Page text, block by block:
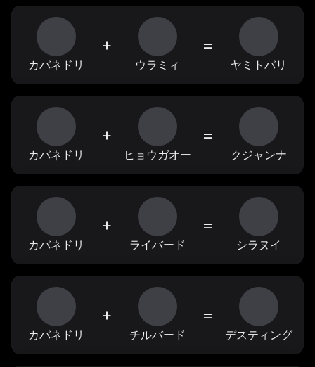
カバネドリ
+
ウラミィ
=
ヤミトバリ
カバネドリ
+
ヒョウガオー
=
クジャンナ
カバネドリ
+
ライバード
=
シラヌイ
カバネドリ
+
チルバード
=
デスティング